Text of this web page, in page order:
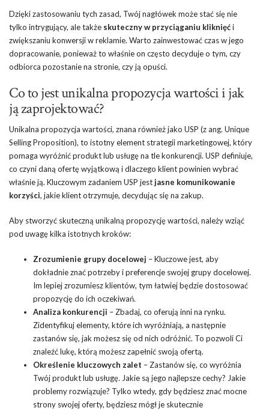
Dzięki zastosowaniu tych zasad, Twój nagłówek może stać się nie
tylko intrygujący, ale także skuteczny w przyciąganiu kliknięći
zwiększaniu konwersji w reklamie. Warto zainwestować czas w jego
dopracowanie, ponieważ to właśnie on często decyduje o tym, czy
odbiorca pozostanie na stronie, czy ją opuści.
Co to jest unikalna propozycja wartości i jak
ją zaprojektować?
Unikalna propozycja wartości, znana również jako USP (z ang. Unique
Selling Proposition), to istotny element strategii marketingowej, który
pomaga wyróżnić produkt lub usługę na tle konkurencji. USP definiuje,
co czyni daną ofertę wyjątkową i dlaczego klient powinien wybrać
właśnie ją. Kluczowym zadaniem USP jestjasne komunikowanie
korzyści, jakie klient otrzymuje, decydując się na zakup.
Aby stworzyć skuteczną unikalną propozycję wartości, należy wziąć
pod uwagę kilka istotnych kroków:
Zrozumienie grupy docelowej – Kluczowe jest, aby
dokładnie znać potrzeby i preferencje swojej grupy docelowej.
Im lepiej zrozumiesz klientów, tym łatwiej będzie dostosować
propozycję do ich oczekiwań.
Analiza konkurencji – Zbadaj, co oferują inni na rynku.
Zidentyfikuj elementy, które ich wyróżniają, a następnie
zastanów się, jak możesz się od nich odróżnić. To pozwoli Ci
znaleźć lukę, którą możesz zapełnić swoją ofertą.
Określenie kluczowych zalet – Zastanów się, co wyróżnia
Twój produkt lub usługę. Jakie są jego najlepsze cechy? Jakie
problemy rozwiązuje? Tylko wtedy, gdy będziesz znać mocne
strony swojej oferty, będziesz mógł je skutecznie